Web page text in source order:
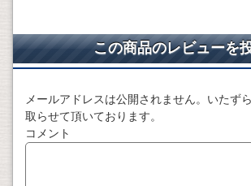
e
b
t
t
e i
この商品のレビューを
メールアドレスは公開されません。いたず
取らせて頂いております。
コメント